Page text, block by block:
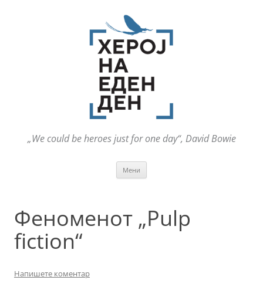
„We could be heroes just for one day“, David Bowie
Мени
Феноменот „Pulp
fiction“
Напишете коментар